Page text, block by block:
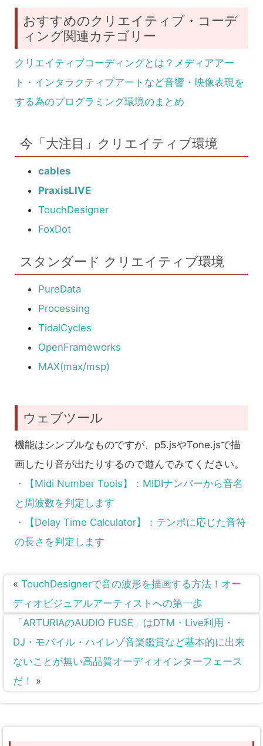
おすすめのクリエイティブ・コーデ
ィング関連カテゴリー
クリエイティブコーディングとは？メディアアー
ト・インタラクティブアートなど音響・映像表現を
する為のプログラミング環境のまとめ
今「大注目」クリエイティブ環境
cables
PraxisLIVE
TouchDesigner
FoxDot
スタンダード クリエイティブ環境
PureData
Processing
TidalCycles
OpenFrameworks
MAX(max/msp)
ウェブツール
機能はシンプルなものですが、p5.jsやTone.jsで描
画したり音が出たりするので遊んでみてください。
・【Midi Number Tools】：MIDIナンバーから音名
と周波数を判定します
・【Delay Time Calculator】：テンポに応じた音符
の長さを判定します
« TouchDesignerで音の波形を描画する方法！オー
ディオビジュアルアーティストへの第一歩
「ARTURIAのAUDIO FUSE」はDTM・Live利用・
DJ・モバイル・ハイレゾ音楽鑑賞など基本的に出来
ないことが無い高品質オーディオインターフェース
だ！
»